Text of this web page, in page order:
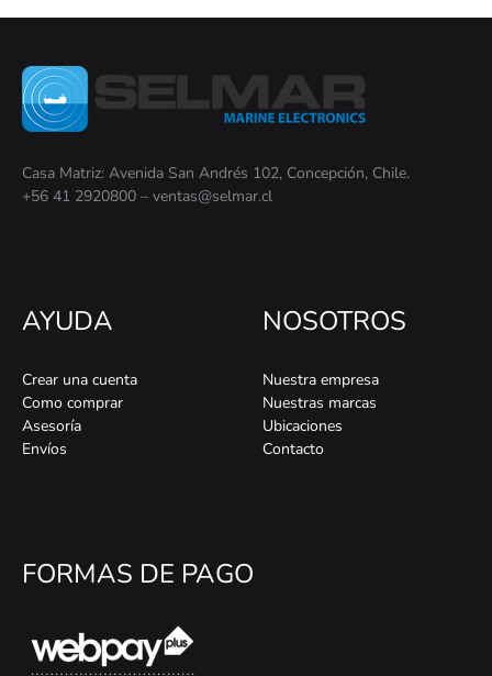
Casa Matriz: Avenida San Andrés 102, Concepción, Chile.
+56 41 2920800 – ventas@selmar.cl
AYUDA
Crear una cuenta
Como comprar
Asesoría
Envíos
NOSOTROS
Nuestra empresa
Nuestras marcas
Ubicaciones
Contacto
FORMAS DE PAGO